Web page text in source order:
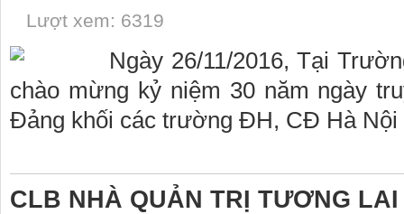
Lượt xem: 6319
Ngày 26/11/2016, Tại
chào mừng kỷ niệm 30 năm ngày
Đảng khối các trường ĐH, CĐ Hà
CLB NHÀ QUẢN TRỊ TƯƠNG